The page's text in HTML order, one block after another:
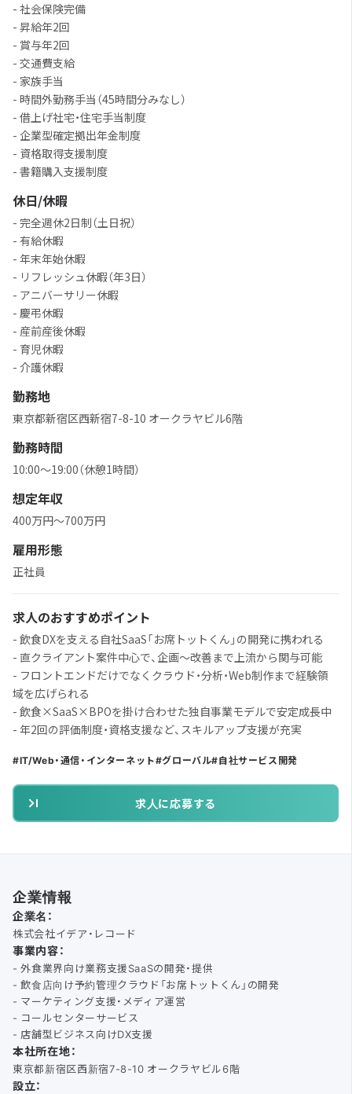
- 社会保険完備
- 昇給年2回
- 賞与年2回
- 交通費支給
- 家族手当
- 時間外勤務手当（45時間分みなし）
- 借上げ社宅・住宅手当制度
- 企業型確定拠出年金制度
- 資格取得支援制度
- 書籍購入支援制度
休日/休暇
- 完全週休2日制（土日祝）
- 有給休暇
- 年末年始休暇
- リフレッシュ休暇（年3日）
- アニバーサリー休暇
- 慶弔休暇
- 産前産後休暇
- 育児休暇
- 介護休暇
勤務地
東京都新宿区西新宿7-8-10 オークラヤビル6階
勤務時間
10:00〜19:00（休憩1時間）
想定年収
400万円〜700万円
雇用形態
正社員
求人のおすすめポイント
- 飲食DXを支える自社SaaS「お席トットくん」の開発に携われる
- 直クライアント案件中心で、企画〜改善まで上流から関与可能
- フロントエンドだけでなくクラウド・分析・Web制作まで経験領
域を広げられる
- 飲食×SaaS×BPOを掛け合わせた独自事業モデルで安定成長中
- 年2回の評価制度・資格支援など、スキルアップ支援が充実
IT/Web・通信・インターネット グローバル 自社サービス開発
求人に応募する
企業情報
企業名：
株式会社イデア・レコード
事業内容：
- 外食業界向け業務支援SaaSの開発・提供
- 飲食店向け予約管理クラウド「お席トットくん」の開発
- マーケティング支援・メディア運営
- コールセンターサービス
- 店舗型ビジネス向けDX支援
本社所在地：
東京都新宿区西新宿7-8-10 オークラヤビル6階
設立：